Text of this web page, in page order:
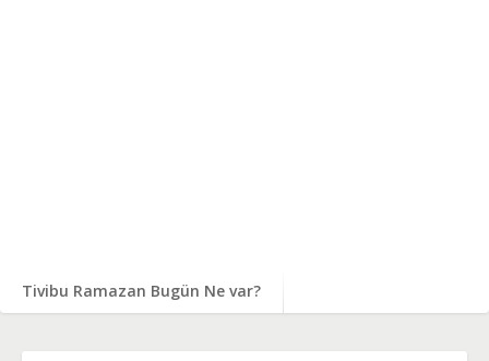
Tivibu Ramazan Bugün Ne var?